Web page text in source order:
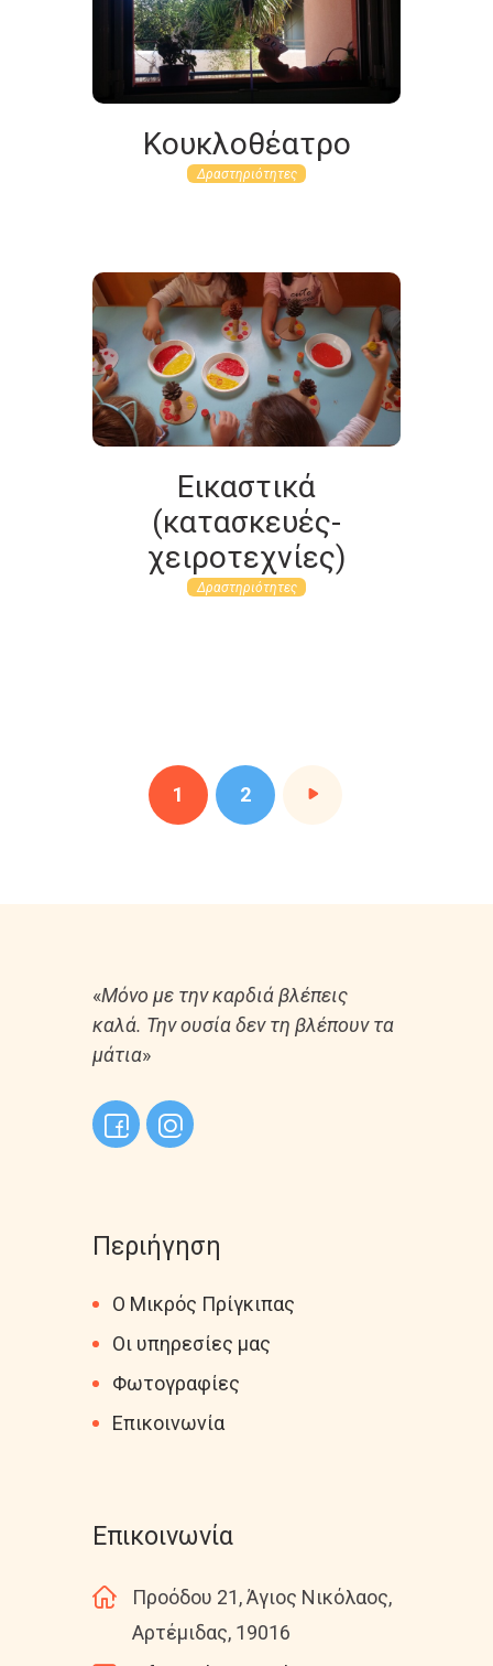
Κουκλοθέατρο
Δραστηριότητες
Εικαστικά
(κατασκευές-
χειροτεχνίες)
Δραστηριότητες
1 2
>
«Μόνο με την καρδιά βλέπεις
καλά. Την ουσία δεν τη βλέπουν τα
μάτια»
Περιήγηση
Ο Μικρός Πρίγκιπας
Οι υπηρεσίες μας
Φωτογραφίες
Επικοινωνία
Επικοινωνία
Προόδου 21, Άγιος Νικόλαος,
Αρτέμιδας, 19016